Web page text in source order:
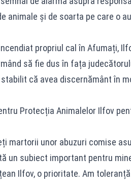
animale și de soarta pe care o
propriul cal în Afumați,
să fie dus în fața
că avea discernământ în
Protecția Animalelor Ilfov
martorii unor abuzuri comise
un subiect important pentru
Ilfov, o prioritate. Am